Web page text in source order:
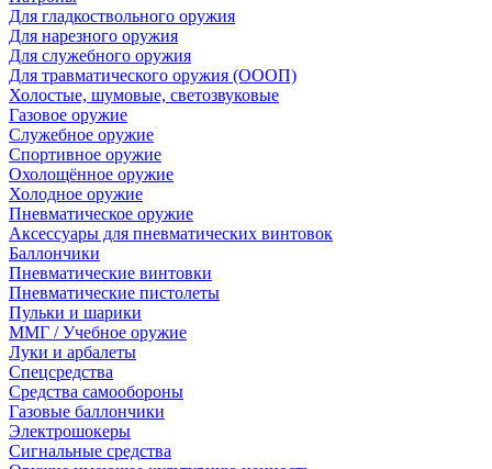
Для гладкоствольного оружия
Для нарезного оружия
Для служебного оружия
Для травматического оружия (ОООП)
Холостые, шумовые, светозвуковые
Газовое оружие
Служебное оружие
Спортивное оружие
Охолощённое оружие
Холодное оружие
Пневматическое оружие
Аксессуары для пневматических винтовок
Баллончики
Пневматические винтовки
Пневматические пистолеты
Пульки и шарики
ММГ / Учебное оружие
Луки и арбалеты
Спецсредства
Средства самообороны
Газовые баллончики
Электрошокеры
Сигнальные средства